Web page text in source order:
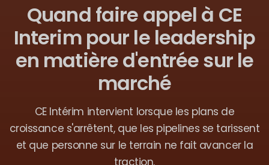
Quand faire appel à CE
Interim pour le leadership
en matière d'entrée sur le
marché
CE Intérim intervient lorsque les plans de
croissance s'arrêtent, que les pipelines se tarissent
et que personne sur le terrain ne fait avancer la
traction.